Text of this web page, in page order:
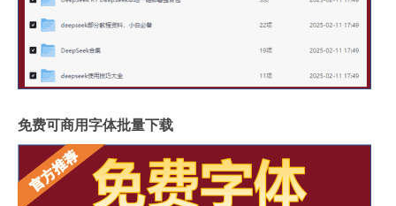
免费可商用字体批量下载